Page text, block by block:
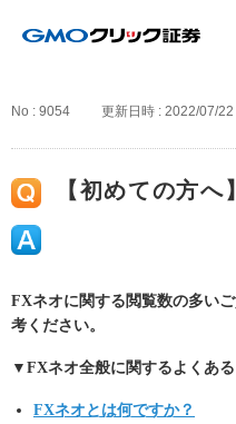
No : 9054 更新日時 : 2022/07/
【初めての方へ
FXネオに関する閲覧数の多い
考ください。
▼FXネオ全般に関するよくある
FXネオとは何ですか？